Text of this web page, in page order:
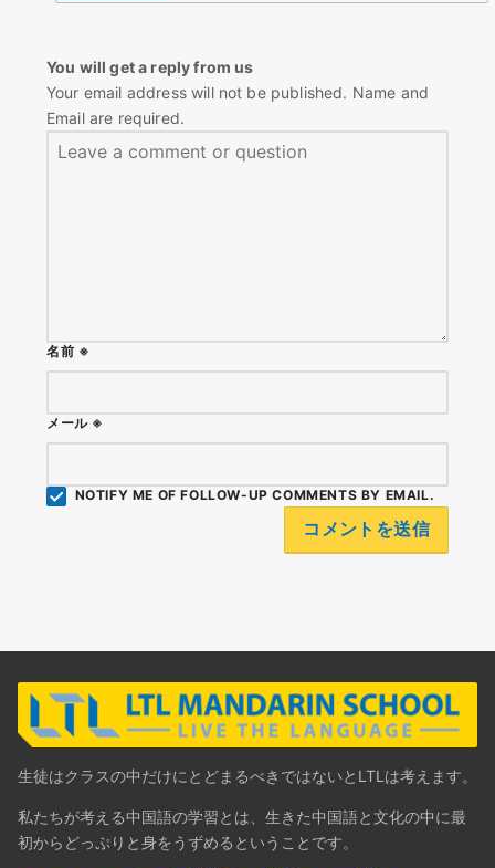
You will get a reply from us
Your email address will not be published. Name and
Email are required.
NOTIFY ME OF FOLLOW-UP COMMENTS BY EMAIL.
名前 ※
メール ※
生徒はクラスの中だけにとどまるべきではないとLTLは考えます。
私たちが考える中国語の学習とは、生きた中国語と文化の中に最
初からどっぷりと身をうずめるということです。